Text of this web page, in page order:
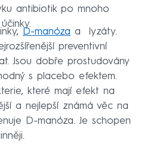
antibiotik po mnoho
D-manóza a lyzáty.
preventivní
Jsou dobře prostudovány
s placebo efektem.
které mají efekt na
a nejlepší známá věc na
D-manóza. Je schopen